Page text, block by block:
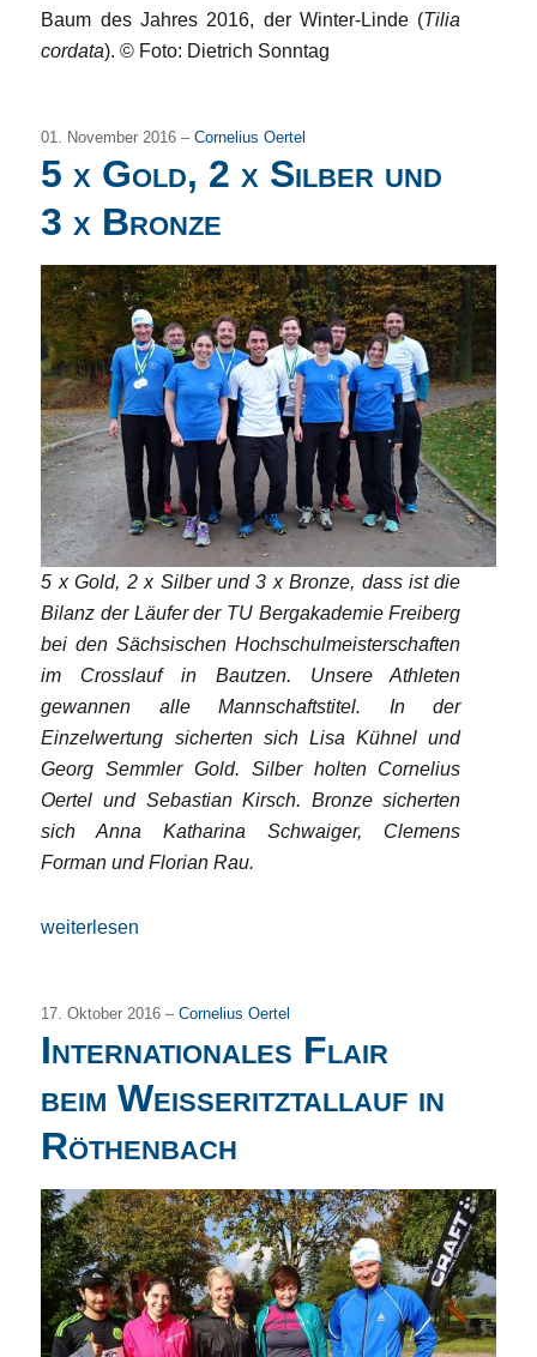
Baum des Jahres 2016, der Winter-Linde (Tilia
cordata).© Foto: Dietrich Sonntag
01. November 2016 –Cornelius Oertel
5 x Gold, 2 x Silber und
3 x Bronze
5 x Gold, 2 x Silber und 3 x Bronze, dass ist die
Bilanz der Läufer der TU Bergakademie Freiberg
bei den Sächsischen Hochschulmeisterschaften
im Crosslauf in Bautzen. Unsere Athleten
gewannen alle Mannschaftstitel. In der
Einzelwertung sicherten sich Lisa Kühnel und
Georg Semmler Gold. Silber holten Cornelius
Oertel und Sebastian Kirsch. Bronze sicherten
sich Anna Katharina Schwaiger, Clemens
Forman und Florian Rau.
„5 x Gold, 2 x Silber und 3 x Bronze“
weiterlesen
17. Oktober 2016 –Cornelius Oertel
Internationales Flair
beim Weißeritztallauf in
Röthenbach